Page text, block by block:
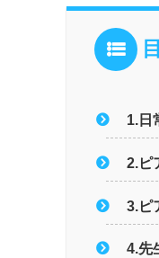
1.日
2.ピ
3.ピ
4.先